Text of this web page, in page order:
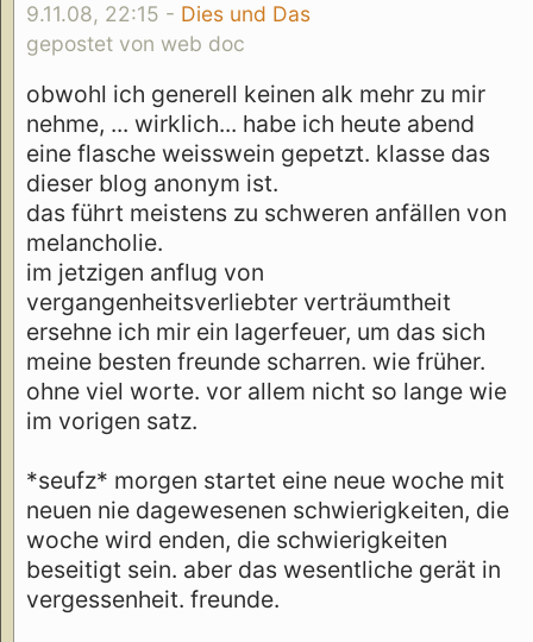
9.11.08, 22:15 - Dies und Das
gepostet von web doc
obwohl ich generell keinen alk mehr zu mir
nehme, ... wirklich... habe ich heute abend
eine flasche weisswein gepetzt. klasse das
dieser blog anonym ist.
das führt meistens zu schweren anfällen von
melancholie.
im jetzigen anflug von
vergangenheitsverliebter verträumtheit
ersehne ich mir ein lagerfeuer, um das sich
meine besten freunde scharren. wie früher.
ohne viel worte. vor allem nicht so lange wie
im vorigen satz.
*seufz* morgen startet eine neue woche mit
neuen nie dagewesenen schwierigkeiten, die
woche wird enden, die schwierigkeiten
beseitigt sein. aber das wesentliche gerät in
vergessenheit. freunde.